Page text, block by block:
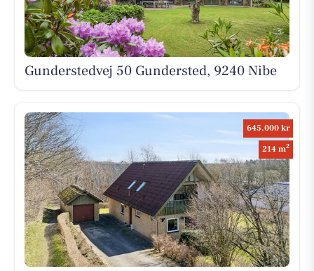
Gunderstedvej 50 Gundersted, 9240 Nibe
645.000 kr
214 m2